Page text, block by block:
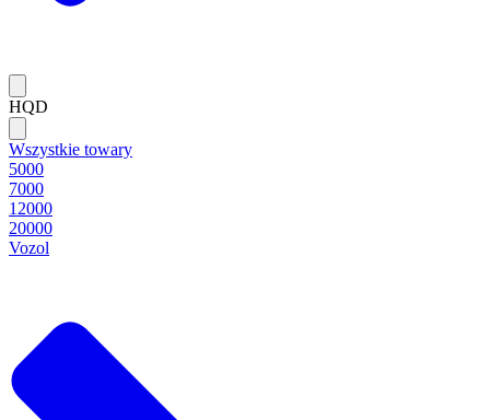
HQD
Wszystkie towary
5000
7000
12000
20000
Vozol